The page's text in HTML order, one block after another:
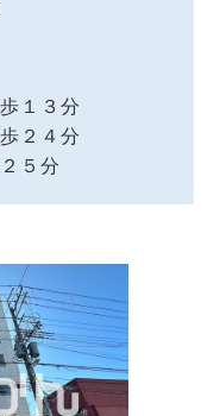
１３分
２４分
５分